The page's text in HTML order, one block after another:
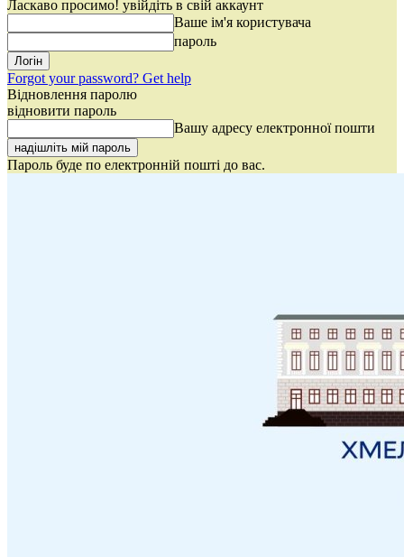
Ласкаво просимо! увійдіть в свій аккаунт
Ваше ім'я користувача
пароль
Forgot your password? Get help
Відновлення паролю
відновити пароль
Вашу адресу електронної пошти
Пароль буде по електронній пошті до вас.